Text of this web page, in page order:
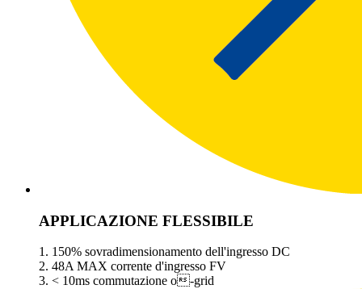
APPLICAZIONE FLESSIBILE
1. 150% sovradimensionamento dell'ingresso DC
2. 48A MAX corrente d'ingresso FV
3. < 10ms commutazione o-grid